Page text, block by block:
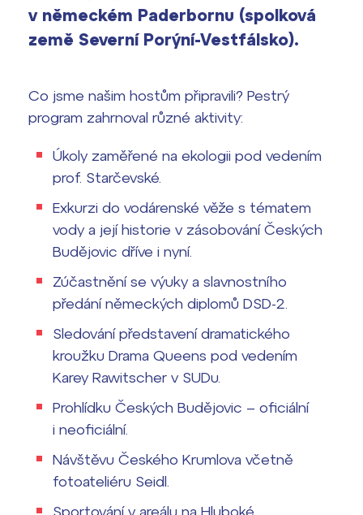
Výsledky 1. kola přijímacího řízení
2026/2027
Europass
FOCUSing
Zahraniční stipendia
ČAG studentský
Pomoc! Mám problém!
Harmonogram školního roku
Termíny maturit
v německém Paderbornu (spolková
země Severní Porýní-Vestfálsko).
Co jsme našim hostům připravili? Pestrý
program zahrnoval různé aktivity:
Úkoly zaměřené na ekologii pod vedením
prof. Starčevské.
Exkurzi do vodárenské věže s tématem
vody a její historie v zásobování Českých
Budějovic dříve i nyní.
Zúčastnění se výuky a slavnostního
předání německých diplomů DSD-2.
Sledování představení dramatického
kroužku Drama Queens pod vedením
Karey Rawitscher v SUDu.
Prohlídku Českých Budějovic – oficiální
i neoficiální.
Návštěvu Českého Krumlova včetně
fotoateliéru Seidl.
Sportování v areálu na Hluboké